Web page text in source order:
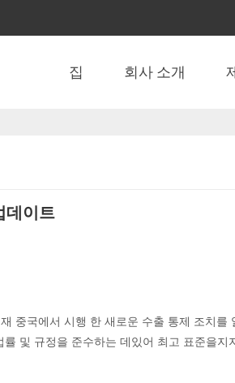
집 회사 소개
데이트
중국에서 시행 한 새로운 수출 통제 조치를
및 규정을 준수하는 데있어 최고 표준을지